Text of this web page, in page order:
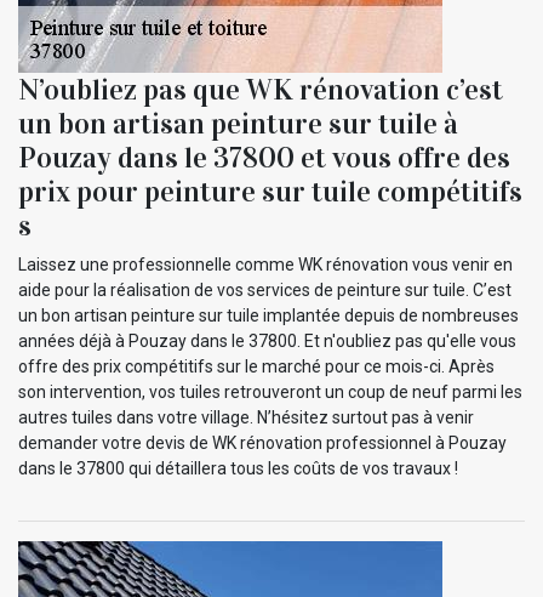
N’oubliez pas que WK rénovation c’est
un bon artisan peinture sur tuile à
Pouzay dans le 37800 et vous offre des
prix pour peinture sur tuile compétitifs
s
Laissez une professionnelle comme WK rénovation vous venir en
aide pour la réalisation de vos services de peinture sur tuile. C’est
un bon artisan peinture sur tuile implantée depuis de nombreuses
années déjà à Pouzay dans le 37800. Et n'oubliez pas qu'elle vous
offre des prix compétitifs sur le marché pour ce mois-ci. Après
son intervention, vos tuiles retrouveront un coup de neuf parmi les
autres tuiles dans votre village. N’hésitez surtout pas à venir
demander votre devis de WK rénovation professionnel à Pouzay
dans le 37800 qui détaillera tous les coûts de vos travaux !